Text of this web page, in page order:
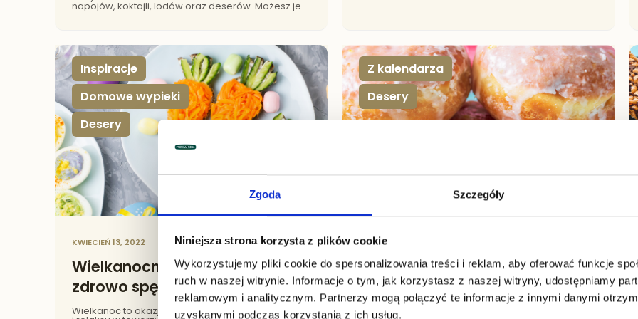
Zgoda Szczegóły
Niniejsza strona korzysta z plików cookie
Wykorzystujemy pliki cookie do spersonalizowania treści i reklam, aby oferować funkcje
ruch w naszej witrynie. Informacje o tym, jak korzystasz z naszej witryny, udostępniamy
reklamowym i analitycznym. Partnerzy mogą połączyć te informacje z innymi danymi
uzyskanymi podczas korzystania z ich usług.
napojów, koktajli, lodów oraz deserów. Możesz je
i zdrowe desery z syropami owocowymi.
Inspiracje
,
Domowe wypieki
,
Desery
KWIECIEŃ 13, 2022
Wielkanocne wypieki - jak
zdrowo spędzić święta
Wielkanoc to okazja do spotkania z rodziną
Z kalendarza
,
Desery
LUTY 17, 2022
Tradycyjny Tłusty Czwartek
Tłusty czwartek to niewątpliwie święto pączka. Jest
to święto ruchome, obchodzone w ostatni
czwartek przed Środą Popielcową, jest ostatnim